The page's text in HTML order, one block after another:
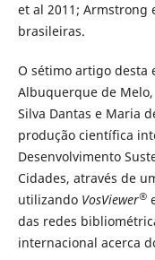
et al 2011; Armstrong
brasileiras.
O sétimo artigo desta
Albuquerque de
Silva Dantas e Maria
produção científica
Desenvolvimento
Cidades, através de
utilizando VosViewer®
das redes
internacional acerca